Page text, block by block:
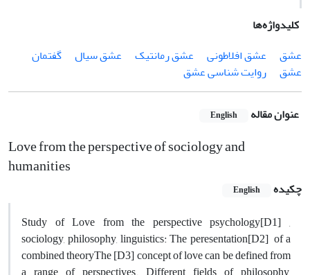
کلیدواژه‌ها
عشق
عشق افلاطونی عشق رمانتیک عشق سیال
گفتمان
عشق
روایت شناسی عشق
عنوان مقاله English
Love from the perspective of sociology and
humanities
چکیده English
Study of Love from the perspective psychology[D1] ,
sociology, philosophy, linguistics: The peresentation[D2] of a
combined theoryThe [D3] concept of love can be defined from